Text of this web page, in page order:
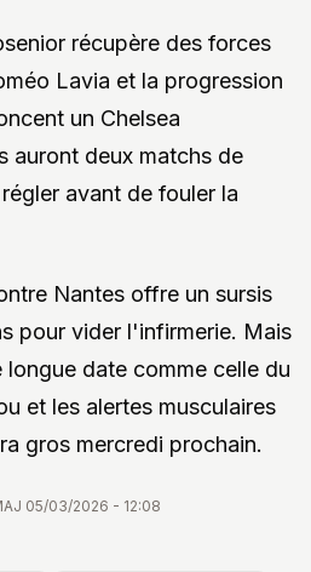
récupère des forces
Lavia et la progression
un Chelsea
auront deux matchs de
avant de fouler la
Nantes offre un sursis
pour vider l'infirmerie. Mais
longue date comme celle du
et les alertes musculaires
gros mercredi prochain.
05/03/2026 - 12:08